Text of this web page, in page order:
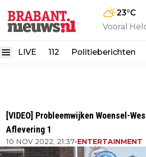
23°C
Vooral
LIVE 112 Politieberichten
[VIDEO] Probleemwijken Woensel-
Aflevering 1
10 NOV 2022, 21:37•ENTERTAINMENT